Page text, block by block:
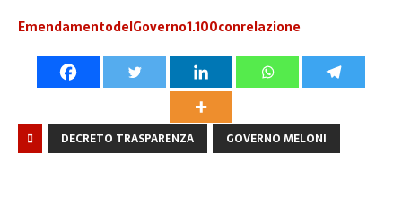
EmendamentodelGoverno1.100conrelazione
DECRETO TRASPARENZA GOVERNO MELONI